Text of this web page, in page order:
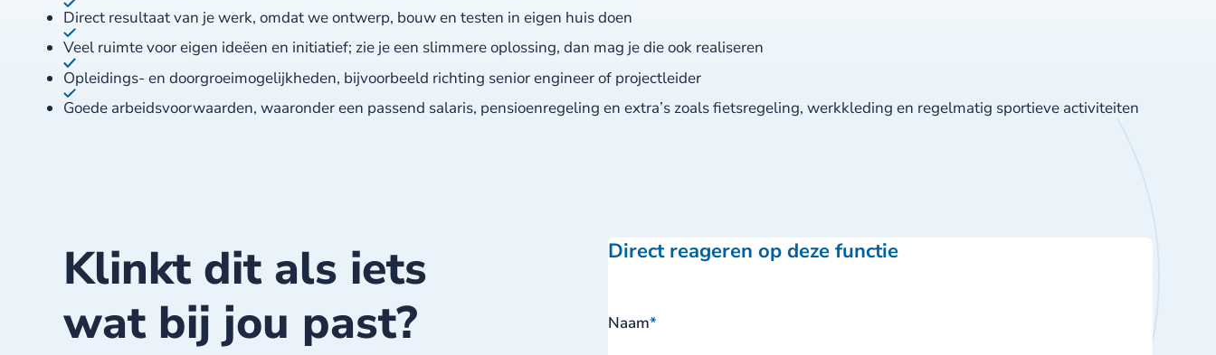
Direct resultaat van je werk, omdat we ontwerp, bouw en testen in eigen huis doen
Veel ruimte voor eigen ideëen en initiatief; zie je een slimmere oplossing, dan mag je die ook realiseren
Opleidings- en doorgroeimogelijkheden, bijvoorbeeld richting senior engineer of projectleider
Goede arbeidsvoorwaarden, waaronder een passend salaris, pensioenregeling en extra’s zoals fietsregeling, werkkleding en regelmatig sportieve activiteiten
Klinkt dit als iets
wat bij jou past?
Direct reageren op deze functie
Naam*